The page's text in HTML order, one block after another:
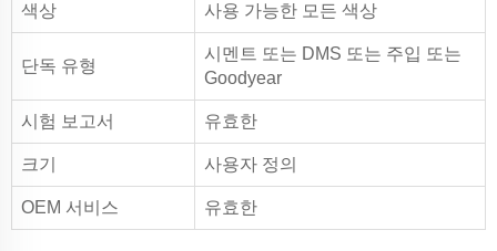
색상 사용 가능한 모든 색상
단독 유형
시멘트 또는 DMS 또는 주입 또는
Goodyear
시험 보고서 유효한
크기 사용자 정의
OEM 서비스 유효한